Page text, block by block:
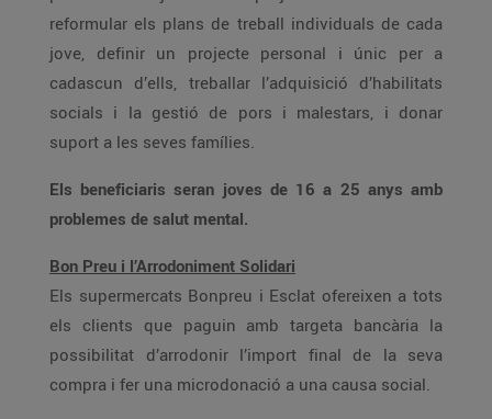
reformular els plans de treball individuals de cada
jove, definir un projecte personal i únic per a
cadascun d’ells, treballar l’adquisició d’habilitats
socials i la gestió de pors i malestars, i donar
suport a les seves famílies.
Els beneficiaris seran joves de 16 a 25 anys amb
problemes de salut mental.
Bon Preu i l’Arrodoniment Solidari
Els supermercats Bonpreu i Esclat ofereixen a tots
els clients que paguin amb targeta bancària la
possibilitat d’arrodonir l’import final de la seva
compra i fer una microdonació a una causa social.